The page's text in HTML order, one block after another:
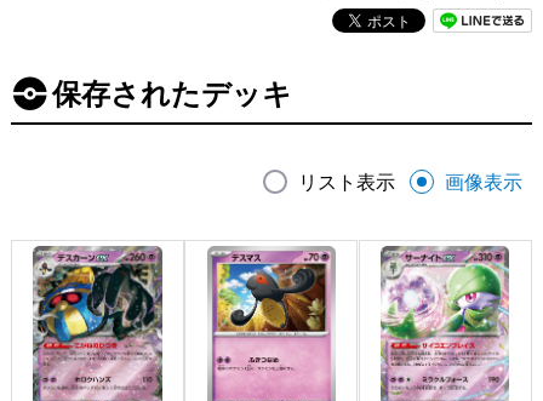
保存されたデッキ
リスト表示 画像表示